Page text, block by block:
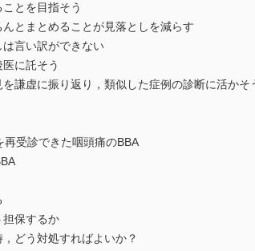
とを目指そう
とまとめることが見落としを減らす
言い訳ができない
に託そう
謙虚に振り返り，類似した症例の診断に活かそ
受診できた咽頭痛のBBA
保するか
どう対処すればよいか？